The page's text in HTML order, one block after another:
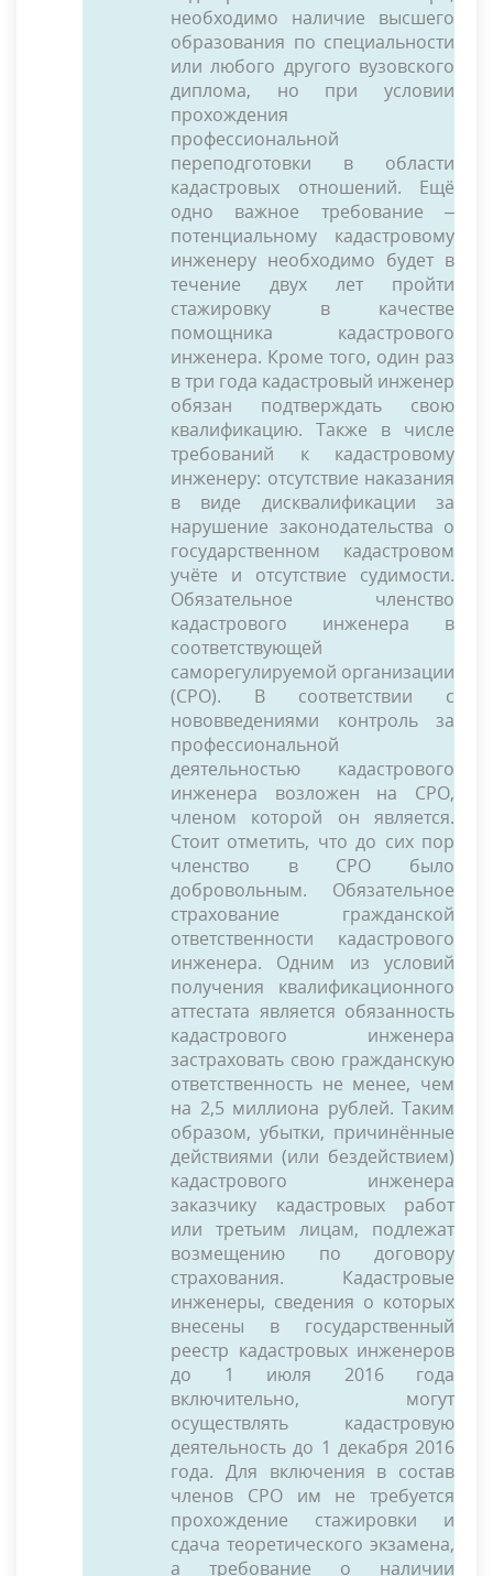
необходимо наличие высшего
образования по специальности
или любого другого вузовского
диплома, но при условии
прохождения
профессиональной
переподготовки в области
кадастровых отношений. Ещё
одно важное требование –
потенциальному кадастровому
инженеру необходимо будет в
течение двух лет пройти
стажировку в качестве
помощника кадастрового
инженера. Кроме того, один раз
в три года кадастровый инженер
обязан подтверждать свою
квалификацию. Также в числе
требований к кадастровому
инженеру: отсутствие наказания
в виде дисквалификации за
нарушение законодательства о
государственном кадастровом
учёте и отсутствие судимости.
Обязательное членство
кадастрового инженера в
соответствующей
саморегулируемой организации
(СРО). В соответствии с
нововведениями контроль за
профессиональной
деятельностью кадастрового
инженера возложен на СРО,
членом которой он является.
Стоит отметить, что до сих пор
членство в СРО было
добровольным. Обязательное
страхование гражданской
ответственности кадастрового
инженера. Одним из условий
получения квалификационного
аттестата является обязанность
кадастрового инженера
застраховать свою гражданскую
ответственность не менее, чем
на 2,5 миллиона рублей. Таким
образом, убытки, причинённые
действиями (или бездействием)
кадастрового инженера
заказчику кадастровых работ
или третьим лицам, подлежат
возмещению по договору
страхования. Кадастровые
инженеры, сведения о которых
внесены в государственный
реестр кадастровых инженеров
до 1 июля 2016 года
включительно, могут
осуществлять кадастровую
деятельность до 1 декабря 2016
года. Для включения в состав
членов СРО им не требуется
прохождение стажировки и
сдача теоретического экзамена,
а требование о наличии